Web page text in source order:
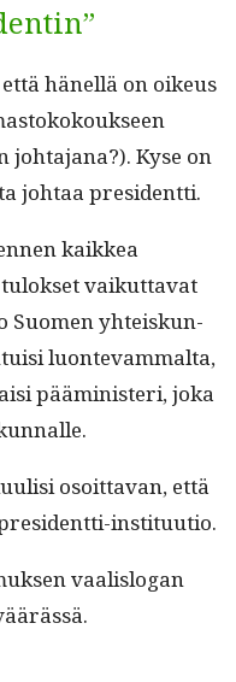
hänel­lä on oikeus
johta­jana?). Kyse on
johtaa presidentti.
kaikkea
vaikut­ta­vat
Suomen yhteiskun­
luon­te­vam­mal­ta,
päämin­is­teri, joka
osoit­ta­van, että
instituutio.
vaal­is­lo­gan